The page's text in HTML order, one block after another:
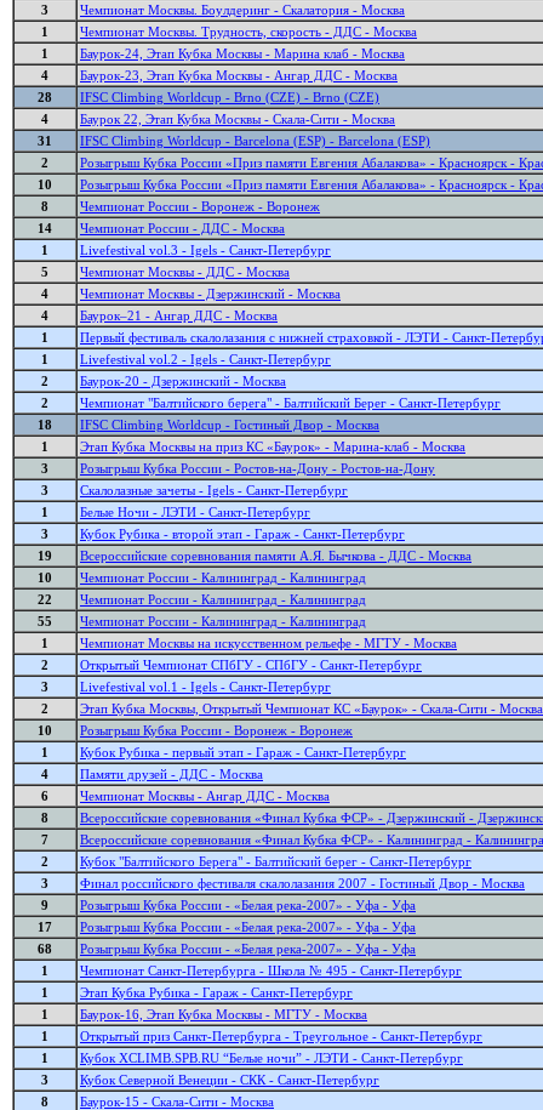
3
Чемпионат Москвы. Боулдеринг - Скалатория - Москва
1
Чемпионат Москвы. Трудность, скорость - ДДС - Москва
1
Баурок-24, Этап Кубка Москвы - Марина клаб - Москва
4
Баурок-23, Этап Кубка Москвы - Ангар ДДС - Москва
28
IFSC Climbing Worldcup - Brno (CZE) - Brno (CZE)
4
Баурок 22, Этап Кубка Москвы - Скала-Сити - Москва
31
IFSC Climbing Worldcup - Barcelona (ESP) - Barcelona (ESP)
2
Розыгрыш Кубка России «Приз памяти Евгения Абалакова» - Красноярск -
10
Розыгрыш Кубка России «Приз памяти Евгения Абалакова» - Красноярск -
8
Чемпионат России - Воронеж - Воронеж
14
Чемпионат России - ДДС - Москва
1
Livefestival vol.3 - Igels - Санкт-Петербург
5
Чемпионат Москвы - ДДС - Москва
4
Чемпионат Москвы - Дзержинский - Москва
4
Баурок–21 - Ангар ДДС - Москва
1
Первый фестиваль скалолазания с нижней страховкой - ЛЭТИ - Санкт-
1
Livefestival vol.2 - Igels - Санкт-Петербург
2
Баурок-20 - Дзержинский - Москва
2
Чемпионат "Балтийского берега" - Балтийский Берег - Санкт-Петербург
18
IFSC Climbing Worldcup - Гостиный Двор - Москва
1
Этап Кубка Москвы на приз КС «Баурок» - Марина-клаб - Москва
3
Розыгрыш Кубка России - Ростов-на-Дону - Ростов-на-Дону
3
Скалолазные зачеты - Igels - Санкт-Петербург
1
Белые Ночи - ЛЭТИ - Санкт-Петербург
3
Кубок Рубика - второй этап - Гараж - Санкт-Петербург
19
Всероссийские соревнования памяти А.Я. Бычкова - ДДС - Москва
10
Чемпионат России - Калининград - Калининград
22
Чемпионат России - Калининград - Калининград
55
Чемпионат России - Калининград - Калининград
1
Чемпионат Москвы на искусственном рельефе - МГТУ - Москва
2
Открытый Чемпионат СПбГУ - СПбГУ - Санкт-Петербург
3
Livefestival vol.1 - Igels - Санкт-Петербург
2
Этап Кубка Москвы, Открытый Чемпионат КС «Баурок» - Скала-Сити - Москва
10
Розыгрыш Кубка России - Воронеж - Воронеж
1
Кубок Рубика - первый этап - Гараж - Санкт-Петербург
4
Памяти друзей - ДДС - Москва
6
Чемпионат Москвы - Ангар ДДС - Москва
8
Всероссийские соревнования «Финал Кубка ФСР» - Дзержинский -
7
Всероссийские соревнования «Финал Кубка ФСР» - Калининград -
2
Кубок "Балтийского Берега" - Балтийский берег - Санкт-Петербург
3
Финал российского фестиваля скалолазания 2007 - Гостиный Двор - Москва
9
Розыгрыш Кубка России - «Белая река-2007» - Уфа - Уфа
17
Розыгрыш Кубка России - «Белая река-2007» - Уфа - Уфа
68
Розыгрыш Кубка России - «Белая река-2007» - Уфа - Уфа
1
Чемпионат Санкт-Петербурга - Школа № 495 - Санкт-Петербург
1
Этап Кубка Рубика - Гараж - Санкт-Петербург
1
Баурок-16, Этап Кубка Москвы - МГТУ - Москва
1
Открытый приз Санкт-Петербурга - Треугольное - Санкт-Петербург
1
Кубок XCLIMB.SPB.RU “Белые ночи” - ЛЭТИ - Санкт-Петербург
3
Кубок Северной Венеции - СКК - Санкт-Петербург
8
Баурок-15 - Скала-Сити - Москва